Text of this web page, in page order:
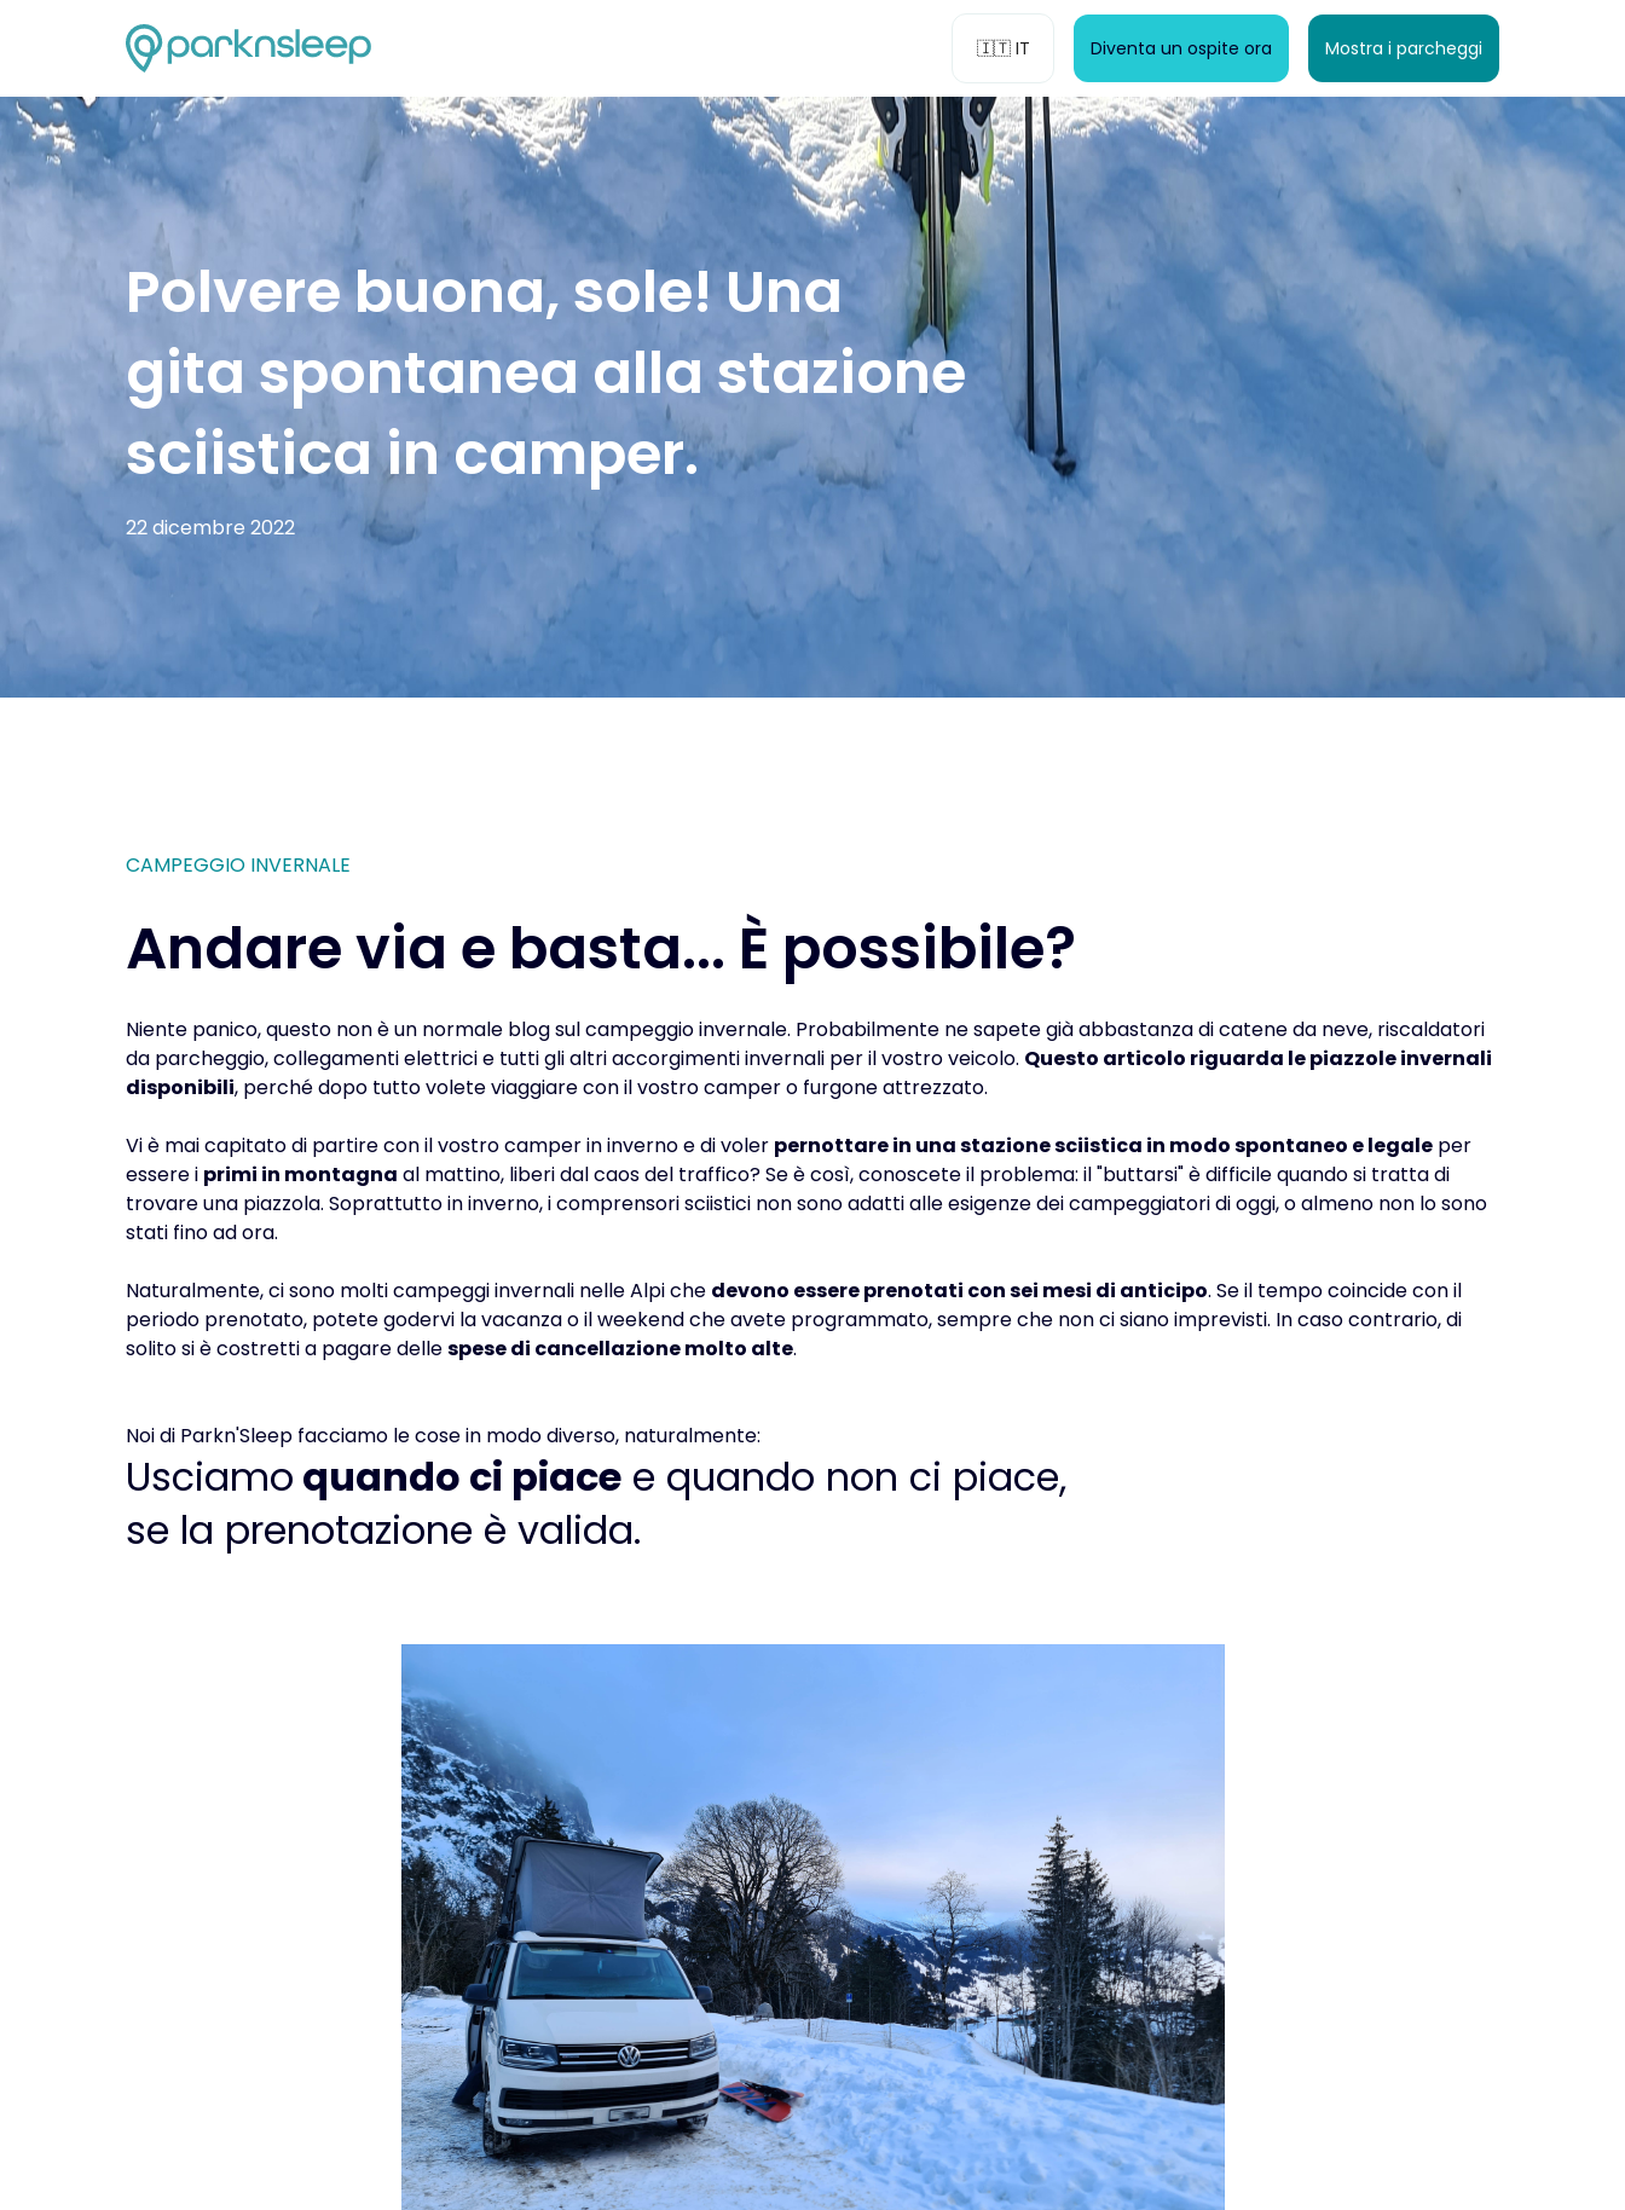
🇮🇹 IT Diventa un ospite ora Mostra i parcheggi
Polvere buona, sole! Una
gita spontanea alla stazione
sciistica in camper.
22 dicembre 2022
CAMPEGGIO INVERNALE
Andare via e basta... È possibile?
Niente panico, questo non è un normale blog sul campeggio invernale. Probabilmente ne sapete già abbastanza di catene da neve, riscaldatori
da parcheggio, collegamenti elettrici e tutti gli altri accorgimenti invernali per il vostro veicolo. Questo articolo riguarda le piazzole invernali
disponibili, perché dopo tutto volete viaggiare con il vostro camper o furgone attrezzato.
Vi è mai capitato di partire con il vostro camper in inverno e di voler pernottare in una stazione sciistica in modo spontaneo e legale per
essere i primi in montagna al mattino, liberi dal caos del traffico? Se è così, conoscete il problema: il "buttarsi" è difficile quando si tratta di
trovare una piazzola. Soprattutto in inverno, i comprensori sciistici non sono adatti alle esigenze dei campeggiatori di oggi, o almeno non lo sono
stati fino ad ora.
Naturalmente, ci sono molti campeggi invernali nelle Alpi che devono essere prenotati con sei mesi di anticipo. Se il tempo coincide con il
periodo prenotato, potete godervi la vacanza o il weekend che avete programmato, sempre che non ci siano imprevisti. In caso contrario, di
solito si è costretti a pagare dellespese di cancellazione molto alte.
Noi di Parkn'Sleep facciamo le cose in modo diverso, naturalmente:
Usciamo quando ci piace e quando non ci piace,
se la prenotazione è valida.